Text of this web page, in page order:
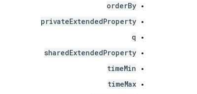
orderBy
privateExtendedProperty
q
sharedExtendedProperty
timeMin
timeMax